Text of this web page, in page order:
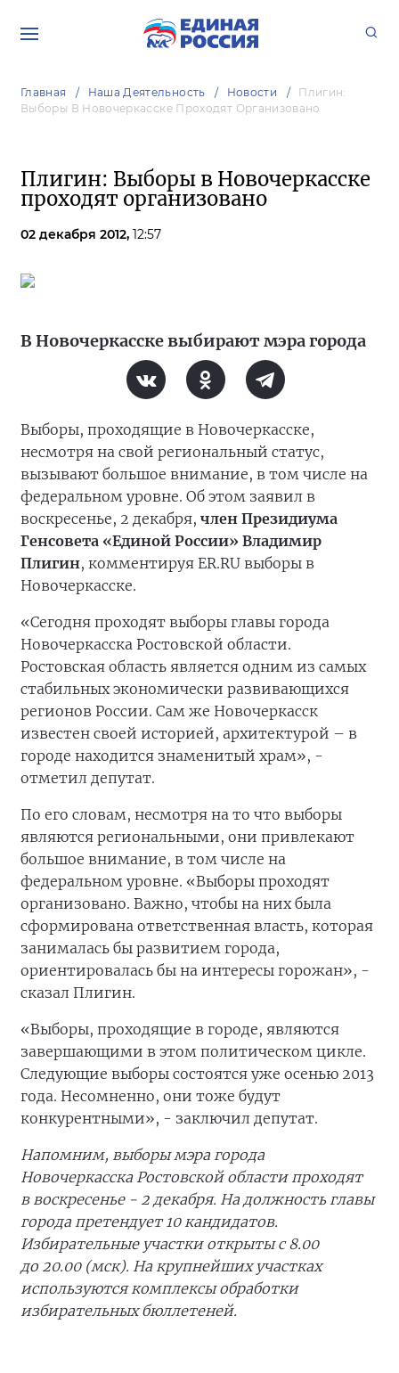
Главная Наша Деятельность Новости
Плигин:
Выборы В Новочеркасске Проходят Организовано
Плигин: Выборы в Новочеркасске
проходят организовано
02 декабря 2012, 12:57
В Новочеркасске выбирают мэра города
Выборы, проходящие в Новочеркасске,
несмотря на свой региональный статус,
вызывают большое внимание, в том числе на
федеральном уровне. Об этом заявил в
воскресенье, 2 декабря, член Президиума
Генсовета «Единой России» Владимир
Плигин, комментируя ER.RU выборы в
Новочеркасске.
«Сегодня проходят выборы главы города
Новочеркасска Ростовской области.
Ростовская область является одним из самых
стабильных экономически развивающихся
регионов России. Сам же Новочеркасск
известен своей историей, архитектурой – в
городе находится знаменитый храм», -
отметил депутат.
По его словам, несмотря на то что выборы
являются региональными, они привлекают
большое внимание, в том числе на
федеральном уровне. «Выборы проходят
организовано. Важно, чтобы на них была
сформирована ответственная власть, которая
занималась бы развитием города,
ориентировалась бы на интересы горожан», -
сказал Плигин.
«Выборы, проходящие в городе, являются
завершающими в этом политическом цикле.
Следующие выборы состоятся уже осенью 2013
года. Несомненно, они тоже будут
конкурентными», - заключил депутат.
Напомним, выборы мэра города
Новочеркасска Ростовской области проходят
в воскресенье - 2 декабря. На должность главы
города претендует 10 кандидатов.
Избирательные участки открыты с 8.00
до 20.00 (мск). На крупнейших участках
используются комплексы обработки
избирательных бюллетеней.